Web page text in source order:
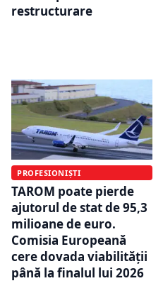
restructurare
PROFESIONIȘTI
TAROM poate pierde
ajutorul de stat de 95,3
milioane de euro.
Comisia Europeană
cere dovada viabilității
până la finalul lui 2026